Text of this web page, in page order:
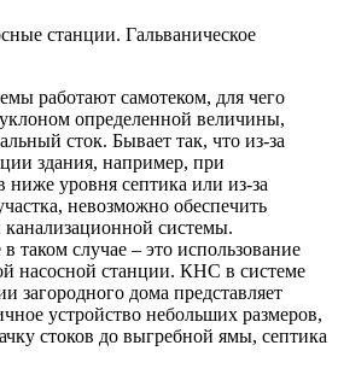
станции. Гальваническое
работают самотеком, для чего
определенной величины,
сток. Бывает так, что из-за
здания, например, при
ниже уровня септика или из-за
невозможно обеспечить
канализационной системы.
таком случае – это использование
насосной станции. КНС в системе
загородного дома представляет
устройство небольших размеров,
стоков до выгребной ямы, септика